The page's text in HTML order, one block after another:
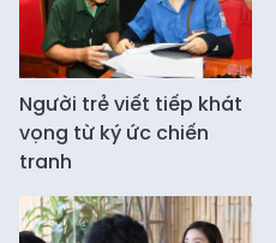
Người trẻ viết tiếp khát
vọng từ ký ức chiến
tranh